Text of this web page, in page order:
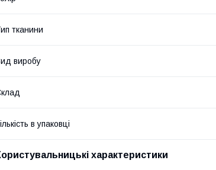
тканини
виробу
в упаковці
характеристики